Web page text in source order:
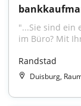
"...Sie sind ein
im Büro? Mit
Randstad
Duisburg,